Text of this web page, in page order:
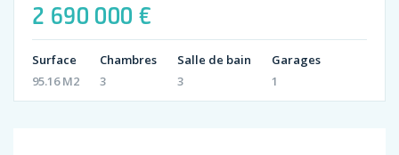
2 690 000 €
Surface
95.16 M2
Chambres
3
Salle de bain
3
Garages
1